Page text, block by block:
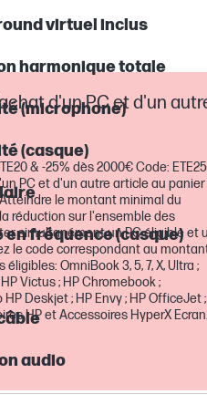
virtuel inclus
harmonique totale
(microphone)
(casque)
en fréquence (casque)
audio
d'un PC et d'un
& -25% dès 2000€ Code: ETE25
PC et d'un autre article au panier
réduction sur l'ensemble des
simultanément un PC éligible et
le code correspondant au
HP Victus ; HP Chromebook ;
Deskjet ; HP Envy ; HP OfficeJet ;
HP et Accessoires HyperX
jusqu'au 30 août inclus